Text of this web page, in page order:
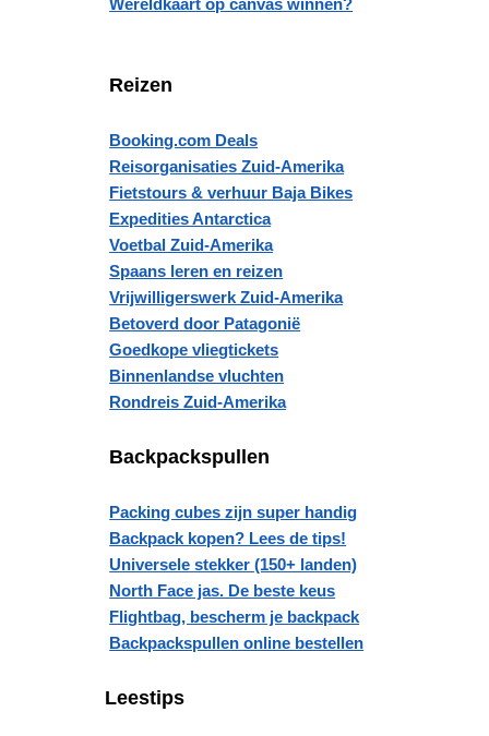
Reizen
Booking.com Deals
Reisorganisaties Zuid-Amerika
Fietstours & verhuur Baja Bikes
Expedities Antarctica
Voetbal Zuid-Amerika
Spaans leren en reizen
Vrijwilligerswerk Zuid-Amerika
Betoverd door Patagonië
Goedkope vliegtickets
Binnenlandse vluchten
Rondreis Zuid-Amerika
Backpackspullen
Packing cubes zijn super handig
Backpack kopen? Lees de tips!
Universele stekker (150+ landen)
North Face jas. De beste keus
Flightbag, bescherm je backpack
Backpackspullen online bestellen
Leestips